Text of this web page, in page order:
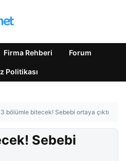
Firma Rehberi Forum
Politikası
3 bölümle bitecek! Sebebi ortaya çıktı
Sebebi